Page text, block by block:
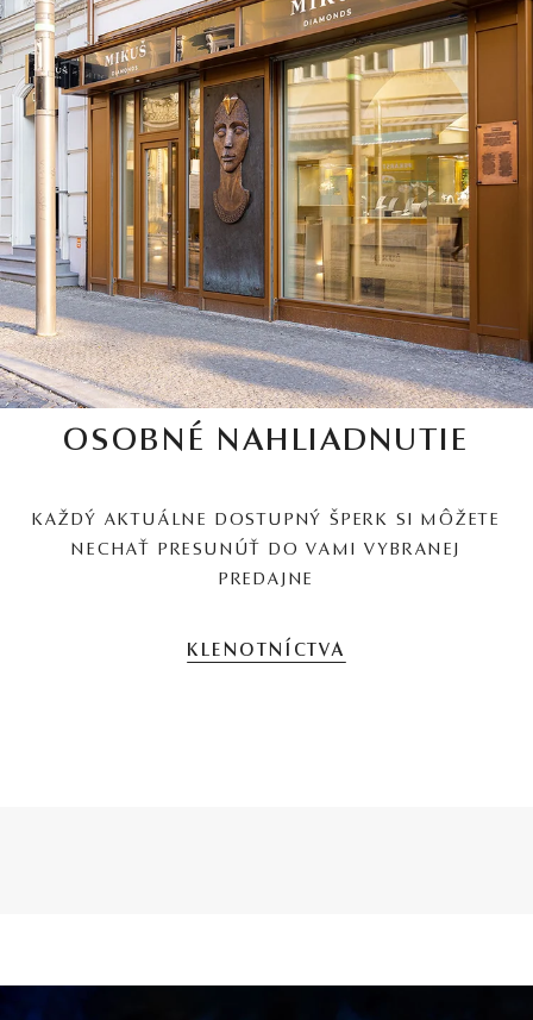
OSOBNÉ NAHLIADNUTIE
KAŽDÝ AKTUÁLNE DOSTUPNÝ ŠPERK SI MÔŽETE
NECHAŤ PRESUNÚŤ DO VAMI VYBRANEJ
PREDAJNE
KLENOTNÍCTVA